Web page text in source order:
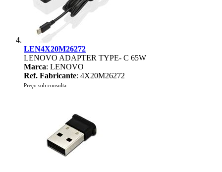
LEN4X20M26272
LENOVO ADAPTER TYPE- C 65W
Marca: LENOVO
Ref. Fabricante: 4X20M26272
Preço sob consulta